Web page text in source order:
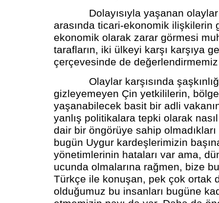
Dolayısıyla yaşanan
arasında ticari-ekonomik ilişkilerin
ekonomik olarak zarar görmesi
tarafların, iki ülkeyi karşı karşıya
çerçevesinde de
Olaylar karşısında
gizleyemeyen Çin yetkililerin,
yaşanabilecek basit bir adli
yanlış politikalara tepki olarak
dair bir öngörüye sahip olmadıkları
bugün Uygur kardeşlerimizin
yönetimlerinin hataları var ama,
ucunda olmalarına rağmen, bize
Türkçe ile konuşan, pek çok ortak
olduğumuz bu insanları bugüne